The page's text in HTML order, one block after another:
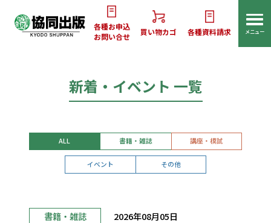
各種お申込
お問い合せ
買い物カゴ 各種資料請求 メニュー
新着・イベント 一覧
ALL 書籍・雑誌 講座・模試
イベント その他
2026年08月05日
書籍・雑誌